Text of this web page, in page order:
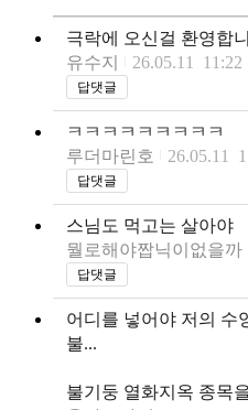
극락에 오신걸 환영합
유수지
26.05.11 11:22
답댓글
ㅋㅋㅋㅋㅋㅋㅋㅋㅋ
루더마린호
26.05.11
답댓글
스님도 먹고는 살아야
뭘로해야짭닉이없을까
답댓글
어디를 넣어야 저의 수
불...
불기둥 열화지옥 종목